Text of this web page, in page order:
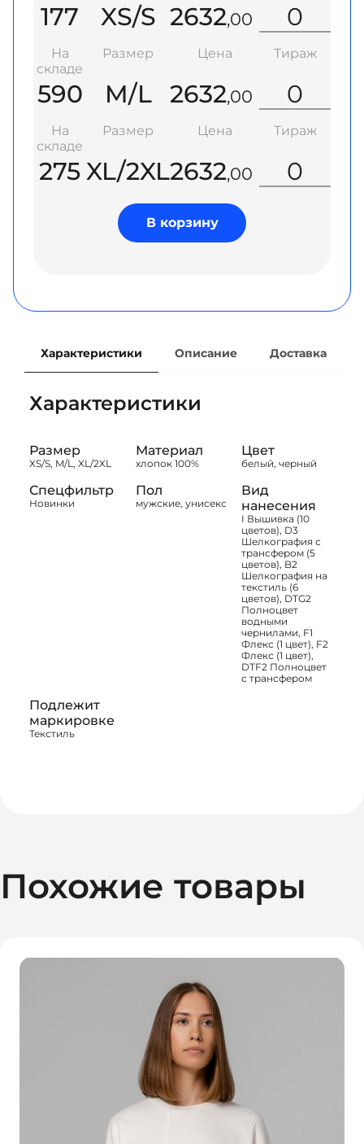
177 XS/S 2632,00
На
складе
Размер Цена Тираж
590 M/L 2632,00
На
складе
Размер Цена Тираж
275XL/2XL2632,00
В корзину
Характеристики Описание Доставка
Характеристики
Размер
XS/S, M/L, XL/2XL
Материал
хлопок 100%
Цвет
белый, черный
Спецфильтр
Новинки
Пол
мужские, унисекс
Вид
нанесения
I Вышивка (10
цветов), D3
Шелкография с
трансфером (5
цветов), B2
Шелкография на
текстиль (6
цветов), DTG2
Полноцвет
водными
чернилами, F1
Флекс (1 цвет), F2
Флекс (1 цвет),
DTF2 Полноцвет
с трансфером
Подлежит
маркировке
Текстиль
Похожие товары